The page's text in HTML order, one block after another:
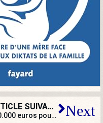
ARTICLE SUIVANT
150.000 euros pour parler d’eau ? Édouard Philippe ne manque pas d’air Next